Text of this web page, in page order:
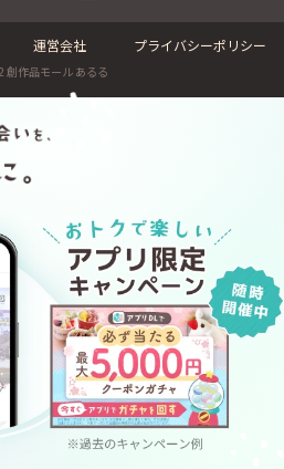
運営会社 プライバシーポリシー
創作品モール あるる